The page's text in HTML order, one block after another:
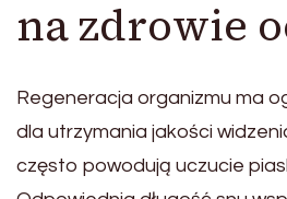
na zdrowie
Regeneracja organizmu ma
dla utrzymania jakości
często powodują uczucie